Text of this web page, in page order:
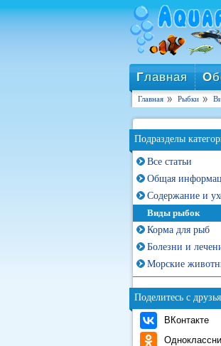
Главная О
Главная Рыбки
Подразделы
Все статьи
Общая
Содержание и
Виды рыбок
Корма для рыб
Болезни и
Морские
Поделитесь с
ВКонтакте